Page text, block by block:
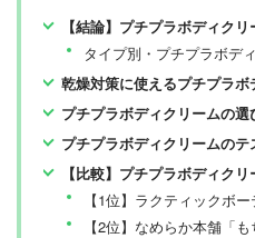
【結論】プチプラボディクリームのおすすめは
タイプ別・プチプラボデ
乾燥対策に使えるプチプラボ
プチプラボディクリームの選
プチプラボディクリームのテ
【比較】プチプラボディク
【1位】ラクティックボーテ「
【2位】なめらか本舗「